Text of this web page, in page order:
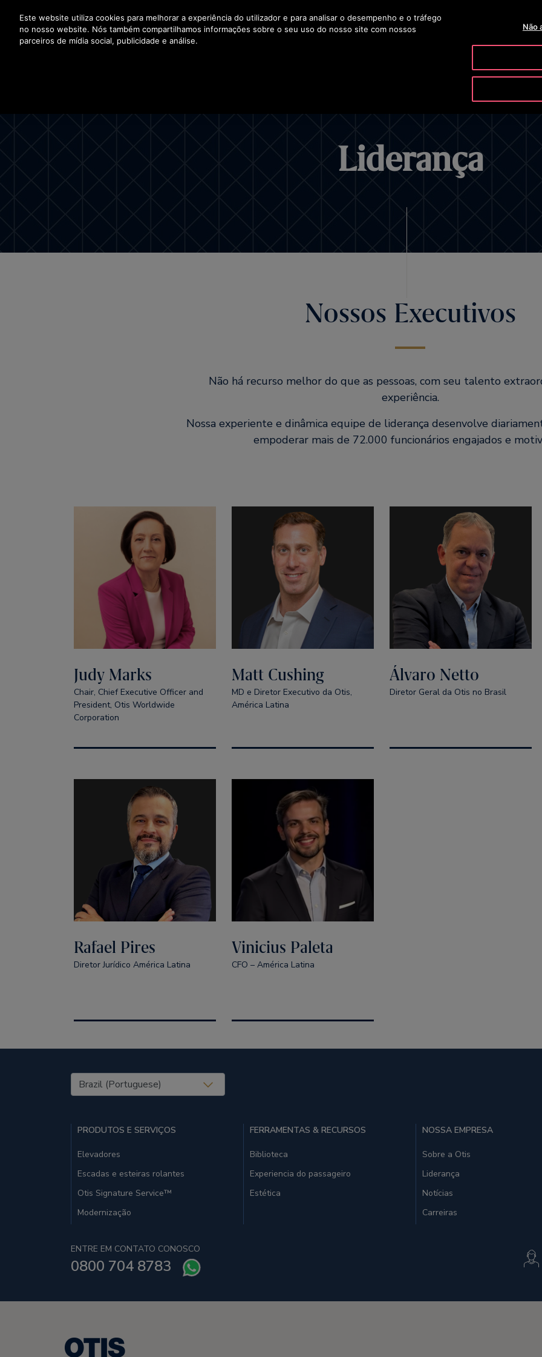
Prima Enter para saltar para o Conteúdo Principal
TELEVENDAS 0800 703 1061 OTISLINE 0800 704 8783 BLOG
Liderança
Nossos Executivos
Não há recurso melhor do que as pessoas, com seu talento
experiência.
Nossa experiente e dinâmica equipe de liderança desenvolve
empoderar mais de 72.000 funcionários engajados e
Judy Marks
Chair, Chief Executive Officer and
President, Otis Worldwide
Corporation
Matt Cushing
MD e Diretor Executivo da Otis,
América Latina
Álvaro Netto
Diretor Geral da Otis no Brasil
Rafael Pires
Diretor Jurídico América Latina
Vinicius Paleta
CFO – América Latina
United States (EN)
PRODUTOS E SERVIÇOS
Elevadores
Escadas e esteiras rolantes
Otis Signature Service™
Modernização
FERRAMENTAS & RECURSOS
Biblioteca
Experiencia do passageiro
Estética
NOSSA EMPRESA
Sobre a Otis
Liderança
Notícias
Carreiras
ENTRE EM CONTATO CONOSCO
0800 704 8783
Este website utiliza cookies para melhorar a experiência do utilizador e para analisar o desempenho e o tráfego
no nosso website. Nós também compartilhamos informações sobre o seu uso do nosso site com nossos
parceiros de mídia social, publicidade e análise.
Não